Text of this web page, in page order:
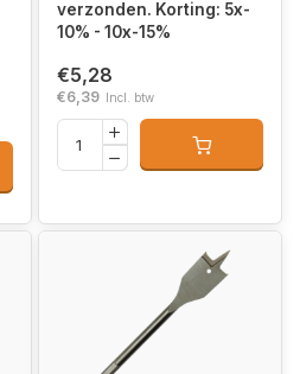
verzonden. Korting: 5x-
10% - 10x-15%
€5,28
€6,39 Incl. btw